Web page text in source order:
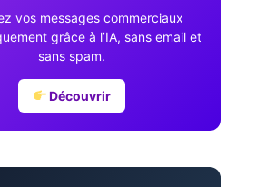
vos messages commerciaux
grâce à l’IA, sans email et
sans spam.
Découvrir